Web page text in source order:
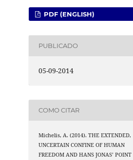
PDF (ENGLISH)
PUBLICADO
05-09-2014
COMO CITAR
Michelis, A. (2014). THE EXTENDED,
UNCERTAIN CONFINE OF HUMAN
FREEDOM AND HANS JONAS’ POINT